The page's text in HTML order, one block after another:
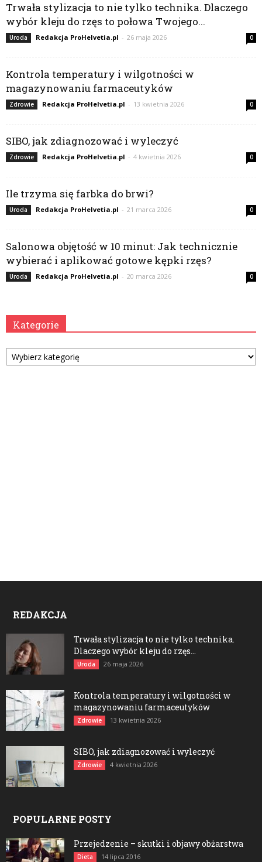
Trwała stylizacja to nie tylko technika. Dlaczego
wybór kleju do rzęs to połowa Twojego...
Uroda Redakcja ProHelvetia.pl - 26 maja 2026 0
Kontrola temperatury i wilgotności w
magazynowaniu farmaceutyków
Zdrowie Redakcja ProHelvetia.pl - 13 kwietnia 2026 0
SIBO, jak zdiagnozować i wyleczyć
Zdrowie Redakcja ProHelvetia.pl - 4 kwietnia 2026 0
Ile trzyma się farbka do brwi?
Uroda Redakcja ProHelvetia.pl - 21 marca 2026 0
Salonowa objętość w 10 minut: Jak technicznie
wybierać i aplikować gotowe kępki rzęs?
Uroda Redakcja ProHelvetia.pl - 20 marca 2026 0
Kategorie
Kategorie
REDAKCJA
Trwała stylizacja to nie tylko technika.
Dlaczego wybór kleju do rzęs...
Uroda 26 maja 2026
Kontrola temperatury i wilgotności w
magazynowaniu farmaceutyków
Zdrowie 13 kwietnia 2026
SIBO, jak zdiagnozować i wyleczyć
Zdrowie 4 kwietnia 2026
POPULARNE POSTY
Przejedzenie – skutki i objawy obżarstwa
Dieta 14 lipca 2016